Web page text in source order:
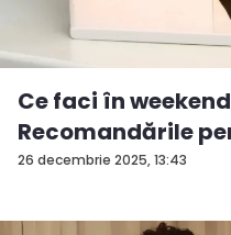
26 decembrie 2025, 13:43
Ce faci în
Recomandările